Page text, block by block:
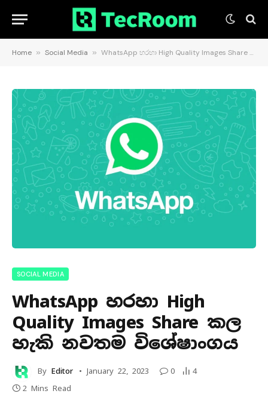
Home » Social Media » WhatsApp හරහා High Quality Images Share කල හැකි නවතම විශේෂාංගය
SOCIAL MEDIA
WhatsApp හරහා High
Quality Images Share කල
හැකි නවතම විශේෂාංගය
By Editor January 22, 2023 0
4
2 Mins Read